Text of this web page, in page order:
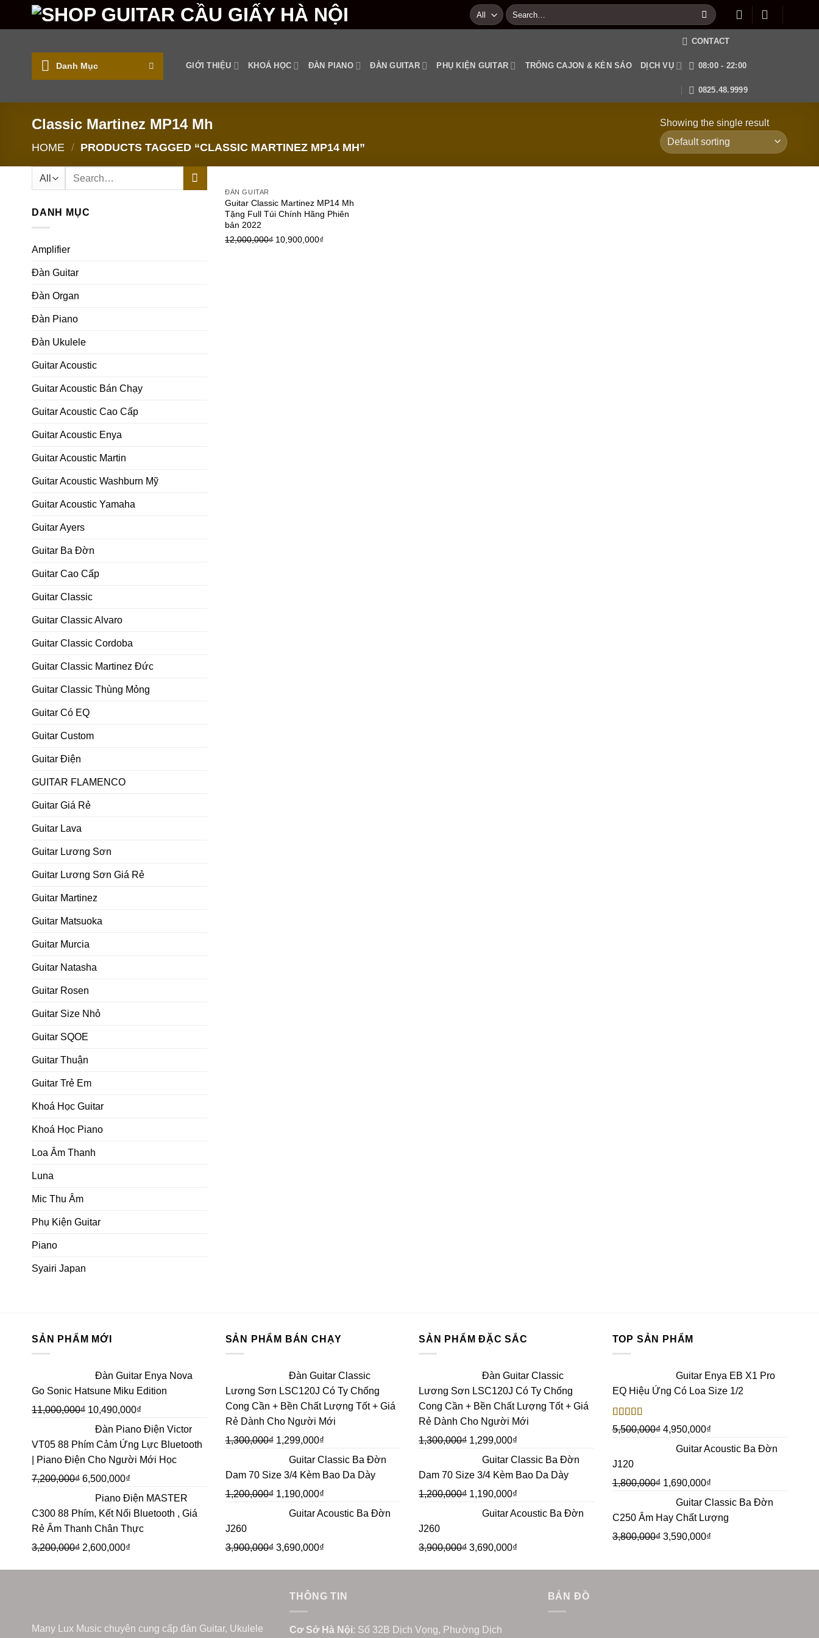
Search
for:
Danh Mục GIỚI THIỆU KHOÁ HỌC ĐÀN PIANO ĐÀN GUITAR PHỤ KIỆN GUITAR TRỐNG CAJON & KÈN SÁO DỊCH VỤ
CONTACT
08:00 - 22:00
0825.48.9999
Classic Martinez MP14 Mh
HOME / PRODUCTS TAGGED “CLASSIC MARTINEZ MP14 MH”
Showing the single result
Search
DANH MỤC
Amplifier
Đàn Guitar
Đàn Organ
Đàn Piano
Đàn Ukulele
Guitar Acoustic
Guitar Acoustic Bán Chạy
Guitar Acoustic Cao Cấp
Guitar Acoustic Enya
Guitar Acoustic Martin
Guitar Acoustic Washburn Mỹ
Guitar Acoustic Yamaha
Guitar Ayers
Guitar Ba Đờn
Guitar Cao Cấp
Guitar Classic
Guitar Classic Alvaro
Guitar Classic Cordoba
Guitar Classic Martinez Đức
Guitar Classic Thùng Mỏng
Guitar Có EQ
Guitar Custom
Guitar Điện
GUITAR FLAMENCO
Guitar Giá Rẻ
Guitar Lava
Guitar Lương Sơn
Guitar Lương Sơn Giá Rẻ
Guitar Martinez
Guitar Matsuoka
Guitar Murcia
Guitar Natasha
Guitar Rosen
Guitar Size Nhỏ
Guitar SQOE
Guitar Thuận
Guitar Trẻ Em
Khoá Học Guitar
Khoá Học Piano
Loa Âm Thanh
Luna
Mic Thu Âm
Phụ Kiện Guitar
Piano
Syairi Japan
Add to wishlist
ĐÀN GUITAR
Guitar Classic Martinez MP14 Mh
Tặng Full Túi Chính Hãng Phiên
bản 2022
12,000,000₫ 10,900,000₫
SẢN PHẨM MỚI
Đàn Guitar Enya Nova
Go Sonic Hatsune Miku Edition
11,000,000₫ 10,490,000₫
Đàn Piano Điện Victor
VT05 88 Phím Cảm Ứng Lực Bluetooth
| Piano Điện Cho Người Mới Học
7,200,000₫ 6,500,000₫
Piano Điện MASTER
C300 88 Phím, Kết Nối Bluetooth , Giá
Rẻ Âm Thanh Chân Thực
3,200,000₫ 2,600,000₫
SẢN PHẨM BÁN CHẠY
Đàn Guitar Classic
Lương Sơn LSC120J Có Ty Chống
Cong Cần + Bền Chất Lượng Tốt + Giá
Rẻ Dành Cho Người Mới
1,300,000₫ 1,299,000₫
Guitar Classic Ba Đờn
Dam 70 Size 3/4 Kèm Bao Da Dày
1,200,000₫ 1,190,000₫
Guitar Acoustic Ba Đờn
J260
3,900,000₫ 3,690,000₫
SẢN PHẨM ĐẶC SẮC
Đàn Guitar Classic
Lương Sơn LSC120J Có Ty Chống
Cong Cần + Bền Chất Lượng Tốt + Giá
Rẻ Dành Cho Người Mới
1,300,000₫ 1,299,000₫
Guitar Classic Ba Đờn
Dam 70 Size 3/4 Kèm Bao Da Dày
1,200,000₫ 1,190,000₫
Guitar Acoustic Ba Đờn
J260
3,900,000₫ 3,690,000₫
TOP SẢN PHẨM
Guitar Enya EB X1 Pro
EQ Hiệu Ứng Có Loa Size 1/2
Rated 5.00
out of 5
5,500,000₫ 4,950,000₫
Guitar Acoustic Ba Đờn
J120
1,800,000₫ 1,690,000₫
Guitar Classic Ba Đờn
C250 Âm Hay Chất Lượng
3,800,000₫ 3,590,000₫
Many Lux Music chuyên cung cấp đàn Guitar, Ukulele
THÔNG TIN
Cơ Sở Hà Nội: Số 32B Dịch Vọng, Phường Dịch
BẢN ĐỒ